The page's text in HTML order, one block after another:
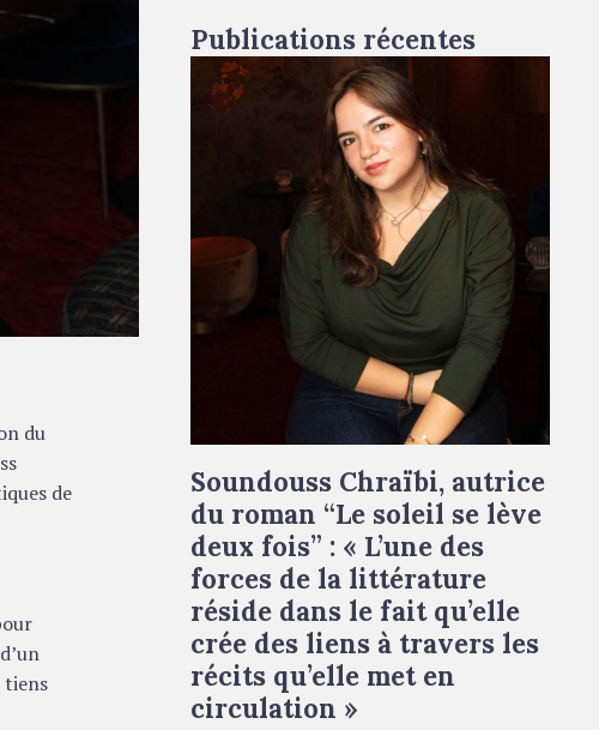
du
de
tiens
Publications récentes
Soundouss Chraïbi © Francesca Mantovani
Soundouss Chraïbi, autrice
du roman “Le soleil se lève
deux fois” : « L’une des
forces de la littérature
réside dans le fait qu’elle
crée des liens à travers les
récits qu’elle met en
circulation »